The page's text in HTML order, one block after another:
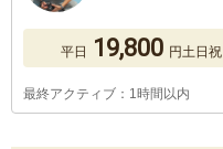
平日 19,800 円土日祝
最終アクティブ：1時間以内